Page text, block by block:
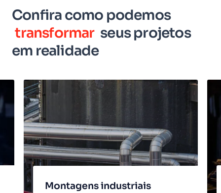
Confira como podemos
transformar seus projetos
em realidade
Montagens industriais